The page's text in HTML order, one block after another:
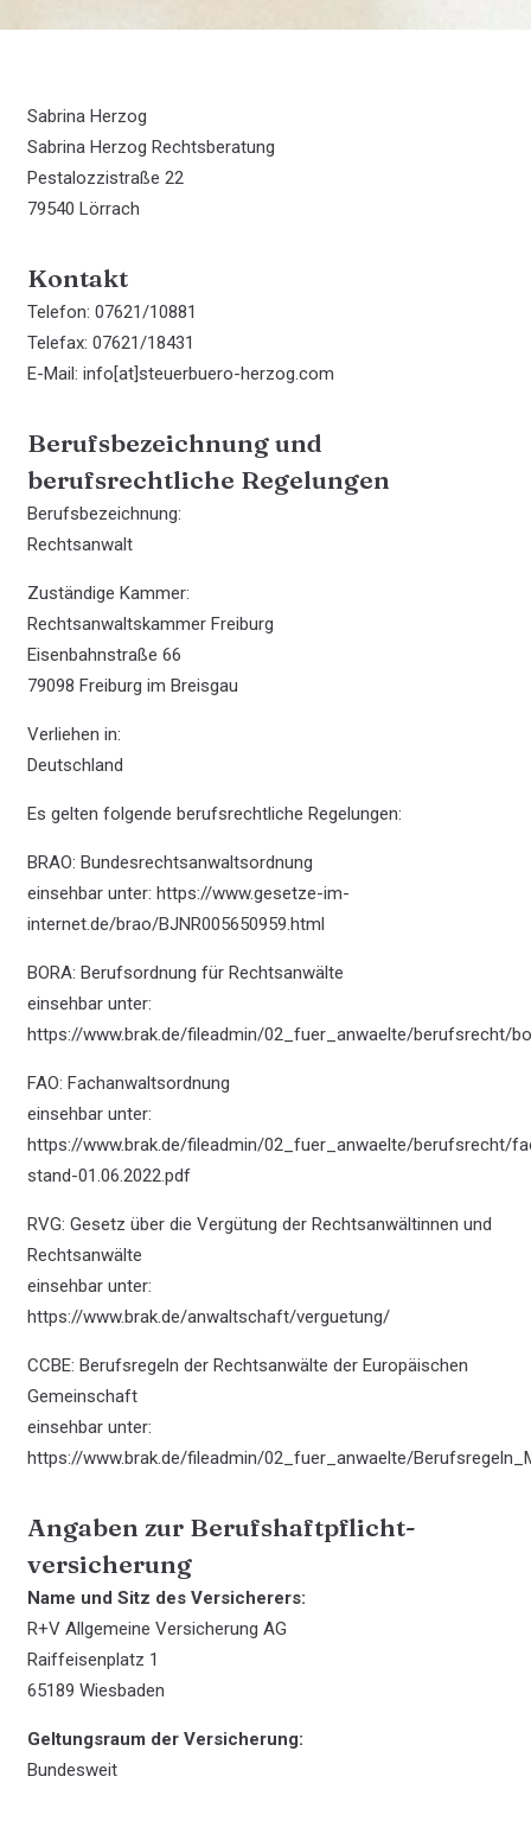
Sabrina Herzog
Sabrina Herzog Rechtsberatung
Pestalozzistraße 22
79540 Lörrach
Kontakt
Telefon: 07621/10881
Telefax: 07621/18431
E-Mail: info[at]steuerbuero-herzog.com
Berufsbezeichnung und
berufsrechtliche Regelungen
Berufsbezeichnung:
Rechtsanwalt
Zuständige Kammer:
Rechtsanwaltskammer Freiburg
Eisenbahnstraße 66
79098 Freiburg im Breisgau
Verliehen in:
Deutschland
Es gelten folgende berufsrechtliche Regelungen:
BRAO: Bundesrechtsanwaltsordnung
einsehbar unter: https://www.gesetze-im-
internet.de/brao/BJNR005650959.html
BORA: Berufsordnung für Rechtsanwälte
einsehbar unter:
https://www.brak.de/fileadmin/02_fuer_anwaelte/berufsrecht/
FAO: Fachanwaltsordnung
einsehbar unter:
https://www.brak.de/fileadmin/02_fuer_anwaelte/berufsrecht/
stand-01.06.2022.pdf
RVG: Gesetz über die Vergütung der Rechtsanwältinnen und
Rechtsanwälte
einsehbar unter:
https://www.brak.de/anwaltschaft/verguetung/
CCBE: Berufsregeln der Rechtsanwälte der Europäischen
Gemeinschaft
einsehbar unter:
https://www.brak.de/fileadmin/02_fuer_anwaelte/
Angaben zur Berufs­haftpflicht­
versicherung
Name und Sitz des Versicherers:
R+V Allgemeine Versicherung AG
Raiffeisenplatz 1
65189 Wiesbaden
Geltungsraum der Versicherung:
Bundesweit